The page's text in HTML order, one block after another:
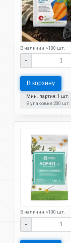
В наличии >100 шт.
-
В корзину
Мин. партия: 1 шт.
В упаковке:200 шт.
В наличии >100 шт.
-